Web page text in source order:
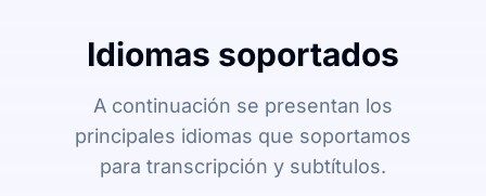
Idiomas soportados
A continuación se presentan los
principales idiomas que soportamos
para transcripción y subtítulos.